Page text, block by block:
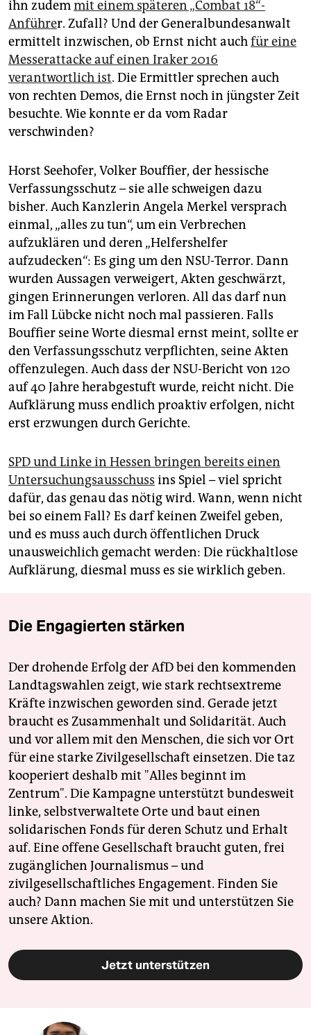
ihn zudemmit einem späteren „Combat 18“-
Anführer. Zufall? Und der Generalbundesanwalt
ermittelt inzwischen, ob Ernst nicht auchfür eine
Messerattacke auf einen Iraker 2016
verantwortlich ist. Die Ermittler sprechen auch
von rechten Demos, die Ernst noch in jüngster Zeit
besuchte. Wie konnte er da vom Radar
verschwinden?
Horst Seehofer, Volker Bouffier, der hessische
Verfassungsschutz – sie alle schweigen dazu
bisher. Auch Kanzlerin Angela Merkel versprach
einmal, „alles zu tun“, um ein Verbrechen
aufzuklären und deren „Helfershelfer
aufzudecken“: Es ging um den NSU-Terror. Dann
wurden Aussagen verweigert, Akten geschwärzt,
gingen Erinnerungen verloren. All das darf nun
im Fall Lübcke nicht noch mal passieren. Falls
Bouffier seine Worte diesmal ernst meint, sollte er
den Verfassungsschutz verpflichten, seine Akten
offenzulegen. Auch dass der NSU-Bericht von 120
auf 40 Jahre herabgestuft wurde, reicht nicht. Die
Aufklärung muss endlich proaktiv erfolgen, nicht
erst erzwungen durch Gerichte.
SPD und Linke in Hessen bringen bereits einen
Untersuchungsausschuss ins Spiel – viel spricht
dafür, das genau das nötig wird. Wann, wenn nicht
bei so einem Fall? Es darf keinen Zweifel geben,
und es muss auch durch öffentlichen Druck
unausweichlich gemacht werden: Die rückhaltlose
Aufklärung, diesmal muss es sie wirklich geben.
Die Engagierten stärken
Der drohende Erfolg der AfD bei den kommenden
Landtagswahlen zeigt, wie stark rechtsextreme
Kräfte inzwischen geworden sind. Gerade jetzt
braucht es Zusammenhalt und Solidarität. Auch
und vor allem mit den Menschen, die sich vor Ort
für eine starke Zivilgesellschaft einsetzen. Die taz
kooperiert deshalb mit "Alles beginnt im
Zentrum". Die Kampagne unterstützt bundesweit
linke, selbstverwaltete Orte und baut einen
solidarischen Fonds für deren Schutz und Erhalt
auf. Eine offene Gesellschaft braucht guten, frei
zugänglichen Journalismus – und
zivilgesellschaftliches Engagement. Finden Sie
auch? Dann machen Sie mit und unterstützen Sie
unsere Aktion.
Jetzt unterstützen